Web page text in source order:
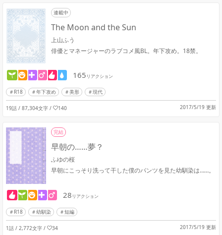
連載中
The Moon and the Sun
上山ふう
俳優とマネージャーのラブコメ風BL。年下攻め。18禁。
165 リアクション
R18 年下攻め 美形 現代
19話 / 87,304文字 / 140 2017/5/19 更新
完結
早朝の……夢？
ふゆの桜
早朝にこっそり洗って干した僕のパンツを見た幼馴染は……。
28 リアクション
R18 幼馴染 短編
1話 / 2,772文字 / 34 2017/5/19 更新